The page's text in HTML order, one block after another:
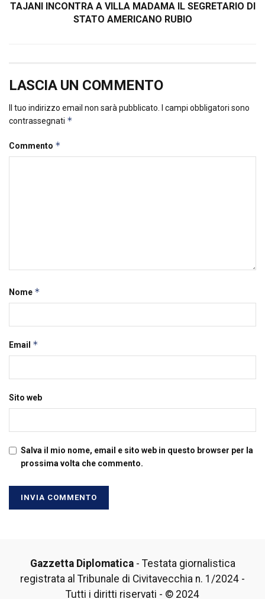
TAJANI INCONTRA A VILLA MADAMA IL SEGRETARIO DI
STATO AMERICANO RUBIO
LASCIA UN COMMENTO
Il tuo indirizzo email non sarà pubblicato.
I campi obbligatori sono
contrassegnati *
Commento *
Nome *
Email *
Sito web
Salva il mio nome, email e sito web in questo browser per la
prossima volta che commento.
Gazzetta Diplomatica- Testata giornalistica
registrata al Tribunale di Civitavecchia n. 1/2024 -
Tutti i diritti riservati - © 2024